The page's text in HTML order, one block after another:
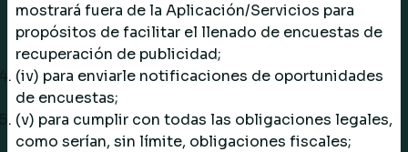
mostrará fuera de la Aplicación/Servicios para
propósitos de facilitar el llenado de encuestas de
recuperación de publicidad;
(iv) para enviarle notificaciones de oportunidades
de encuestas;
(v) para cumplir con todas las obligaciones legales,
como serían, sin límite, obligaciones fiscales;